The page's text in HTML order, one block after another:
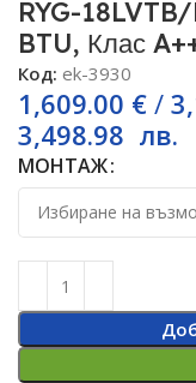
RYG-
BTU, Клас
Код: ek-3930
1,609.00 € /
3,498.98 лв.
МОНТАЖ